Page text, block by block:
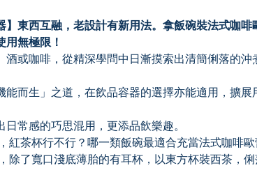
西互融，老設計有新用法。拿飯碗裝法式咖啡
用無極限！
或咖啡，從精深學問中日漸摸索出清簡俐落的沖
而生」之道，在飲品容器的選擇亦能適用，擴展
常感的巧思混用，更添品飲樂趣。
茶杯行不行？哪一類飯碗最適合充當法式咖啡歐
了寬口淺底薄胎的有耳杯，以東方杯裝西茶，俐